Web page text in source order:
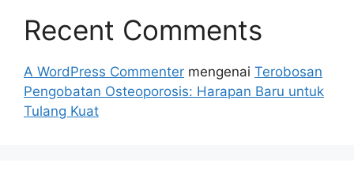
Recent Comments
A WordPress Commenter mengenai Terobosan
Pengobatan Osteoporosis: Harapan Baru untuk
Tulang Kuat